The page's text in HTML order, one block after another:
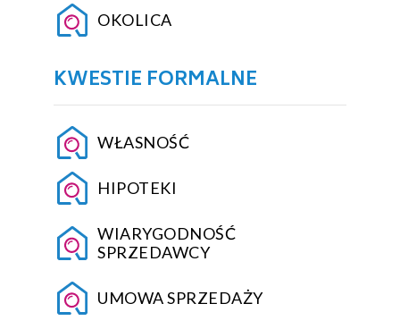
OKOLICA
KWESTIE FORMALNE
WŁASNOŚĆ
HIPOTEKI
WIARYGODNOŚĆ
SPRZEDAWCY
UMOWA SPRZEDAŻY